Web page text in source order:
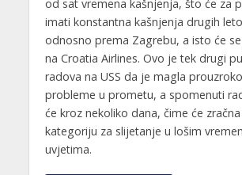
od sat vremena kašnjenja, što će za
imati konstantna kašnjenja drugih
odnosno prema Zagrebu, a isto će
na Croatia Airlines. Ovo je tek drugi
radova na USS da je magla
probleme u prometu, a spomenuti
će kroz nekoliko dana, čime će
kategoriju za slijetanje u lošim
uvjetima.